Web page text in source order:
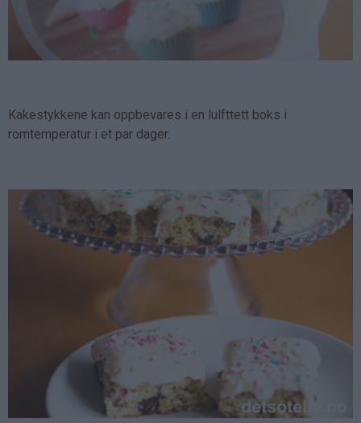
Kakestykkene kan oppbevares i en lulfttett boks i
romtemperatur i et par dager.